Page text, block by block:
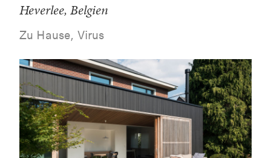
Heverlee, Belgien
Zu Hause, Virus